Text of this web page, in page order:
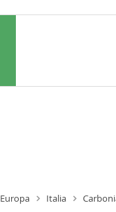
Europa Italia